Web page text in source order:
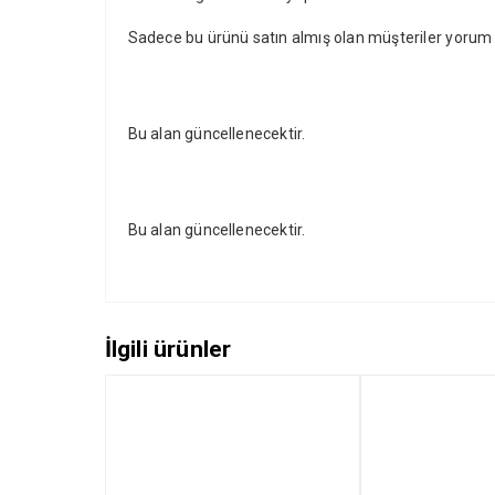
Sadece bu ürünü satın almış olan müşteriler yorum
Bu alan güncellenecektir.
Bu alan güncellenecektir.
İlgili ürünler